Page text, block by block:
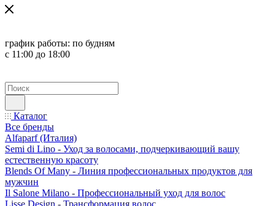
график работы: по будням
с 11:00 до 18:00
Каталог
Все бренды
Alfaparf (Италия)
Semi di Lino - Уход за волосами, подчеркивающий вашу
естественную красоту
Blends Of Many - Линия профессиональных продуктов для
мужчин
Il Salone Milano - Профессиональный уход для волос
Lisse Design - Трансформация волос